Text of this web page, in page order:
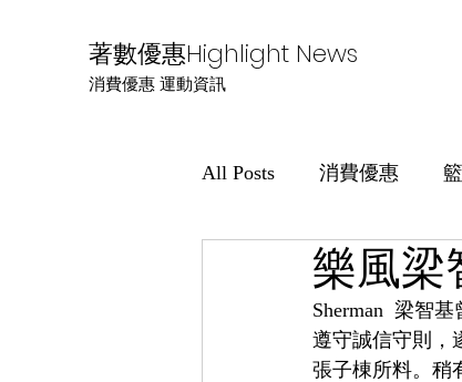
著數優惠Highlight News
消費優惠 運動資訊
All Posts 消費優惠
樂風梁
Sherman  梁智
遵守誠信守則，
張子棟所料。稍